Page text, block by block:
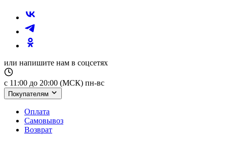
или напишите нам в соцсетях
с 11:00 до 20:00 (МСК) пн-вс
Покупателям
Оплата
Самовывоз
Возврат